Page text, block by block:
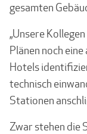
gesamten
„Unsere
Plänen noch
Hotels
technisch
Stationen
Zwar stehen die